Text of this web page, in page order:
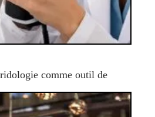
comme outil de